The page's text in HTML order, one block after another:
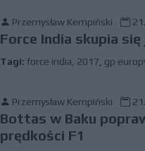
Przemysław Kempiński
Force India skupia
Tagi: force india 2017 gp
Przemysław Kempiński
Bottas w Baku
prędkości F1